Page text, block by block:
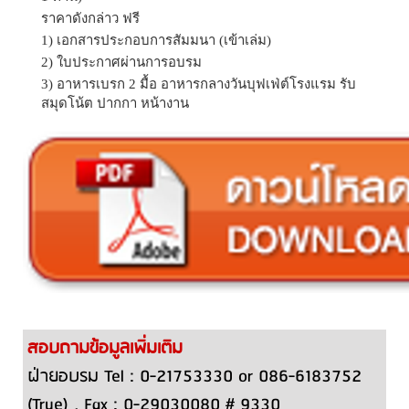
ราคาดังกล่าว ฟรี
1) เอกสารประกอบการสัมมนา (เข้าเล่ม)
2) ใบประกาศผ่านการอบรม
3) อาหารเบรก 2 มื้อ อาหารกลางวันบุฟเฟ่ต์โรงแรม รับ
สมุดโน้ต ปากกา หน้างาน
สอบถามข้อมูลเพิ่มเติม
ฝ่ายอบรม Tel : 0-21753330 or 086-6183752